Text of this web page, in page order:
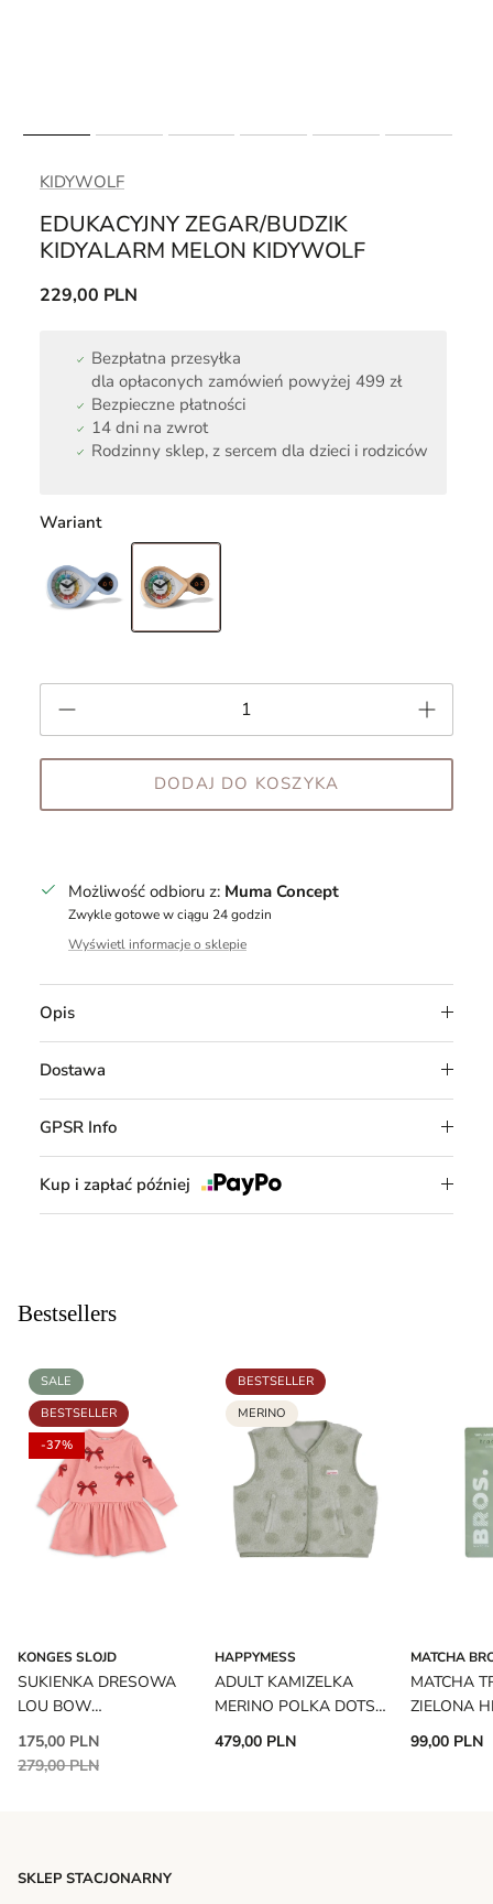
KIDYWOLF
EDUKACYJNY ZEGAR/BUDZIK
KIDYALARM MELON KIDYWOLF
229,00 PLN
Bezpłatna przesyłka
dla opłaconych zamówień powyżej 499 zł
Bezpieczne płatności
14 dni na zwrot
Rodzinny sklep, z sercem dla dzieci i rodziców
Wariant
DODAJ DO KOSZYKA
Możliwość odbioru z: Muma Concept
Zwykle gotowe w ciągu 24 godzin
Wyświetl informacje o sklepie
Opis
Dostawa
GPSR Info
Kup i zapłać później
Bestsellers
SALE
BESTSELLER
-37%
KONGES SLOJD
SUKIENKA DRESOWA
LOU BOW
STRAWBERRY ICE
KONGES SLOJD
175,00 PLN
279,00 PLN
BESTSELLER
MERINO
HAPPYMESS
ADULT KAMIZELKA
MERINO POLKA DOTS
HAPPYMESS
479,00 PLN
MATCHA
MATCHA
ZIELONA
MATCHA
99,00 PLN
SKLEP STACJONARNY